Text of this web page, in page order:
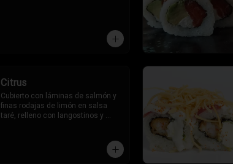
Citrus
Cubierto con láminas de salmón y
finas rodajas de limón en salsa
taré, relleno con langostinos y